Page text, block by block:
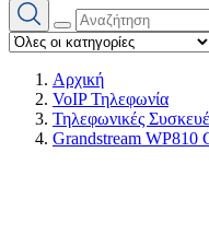
Αρχική
VoIP Τηλεφωνία
Τηλεφωνικές
Grandstream WP810